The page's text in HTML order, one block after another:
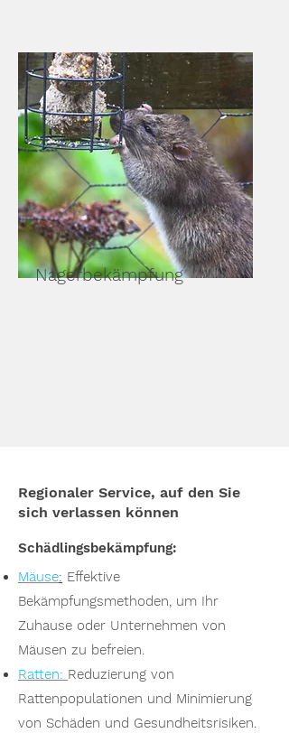
Nagerbekämpfung
Regionaler Service, auf den Sie
sich verlassen können
Schädlingsbekämpfung:
Mäuse: Effektive
Bekämpfungsmethoden, um Ihr
Zuhause oder Unternehmen von
Mäusen zu befreien.
Ratten: Reduzierung von
Rattenpopulationen und Minimierung
von Schäden und Gesundheitsrisiken.